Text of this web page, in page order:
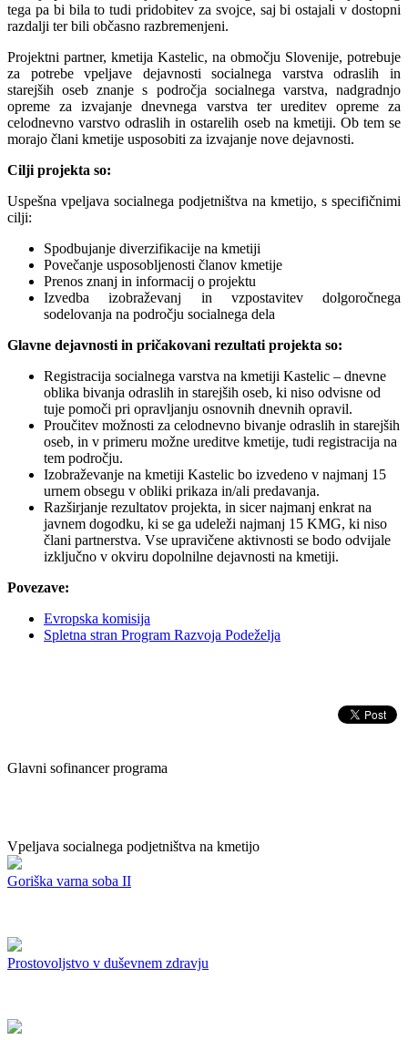
tega pa bi bila to tudi pridobitev za svojce, saj bi ostajali v dostopni
razdalji ter bili občasno razbremenjeni.
Projektni partner, kmetija Kastelic, na območju Slovenije, potrebuje
za potrebe vpeljave dejavnosti socialnega varstva odraslih in
starejših oseb znanje s področja socialnega varstva, nadgradnjo
opreme za izvajanje dnevnega varstva ter ureditev opreme za
celodnevno varstvo odraslih in ostarelih oseb na kmetiji. Ob tem se
morajo člani kmetije usposobiti za izvajanje nove dejavnosti.
Cilji projekta so:
Uspešna vpeljava socialnega podjetništva na kmetijo, s specifičnimi
cilji:
Spodbujanje diverzifikacije na kmetiji
Povečanje usposobljenosti članov kmetije
Prenos znanj in informacij o projektu
Izvedba izobraževanj in vzpostavitev dolgoročnega
sodelovanja na področju socialnega dela
Glavne dejavnosti in pričakovani rezultati projekta so:
Registracija socialnega varstva na kmetiji Kastelic – dnevne
oblika bivanja odraslih in starejših oseb, ki niso odvisne od
tuje pomoči pri opravljanju osnovnih dnevnih opravil.
Proučitev možnosti za celodnevno bivanje odraslih in starejših
oseb, in v primeru možne ureditve kmetije, tudi registracija na
tem področju.
Izobraževanje na kmetiji Kastelic bo izvedeno v najmanj 15
urnem obsegu v obliki prikaza in/ali predavanja.
Razširjanje rezultatov projekta, in sicer najmanj enkrat na
javnem dogodku, ki se ga udeleži najmanj 15 KMG, ki niso
člani partnerstva. Vse upravičene aktivnosti se bodo odvijale
izključno v okviru dopolnilne dejavnosti na kmetiji.
Povezave:
Evropska komisija
Spletna stran Program Razvoja Podeželja
Glavni sofinancer programa
Vpeljava socialnega podjetništva na kmetijo
Goriška varna soba II
Prostovoljstvo v duševnem zdravju